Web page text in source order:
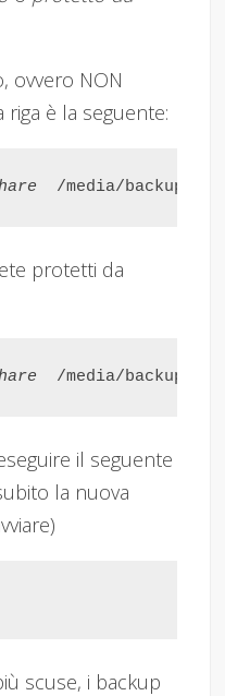
ovvero NON
è la seguente:
protetti da
/media/
il seguente
la nuova
scuse, i backup